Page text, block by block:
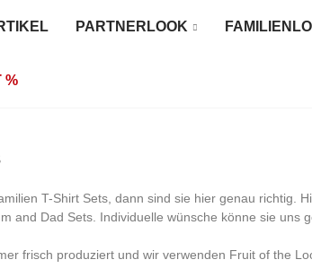
PARTNERLOOK
%
T-Shirt Sets, dann sind sie hier genau richtig.
and Dad Sets. Individuelle wünsche könne sie uns
frisch produziert und wir verwenden Fruit of the